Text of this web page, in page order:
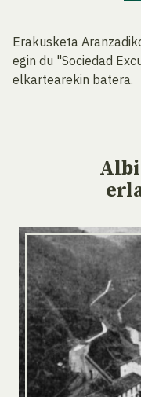
Erakusketa
egin du "Sociedad
elkartearekin batera.